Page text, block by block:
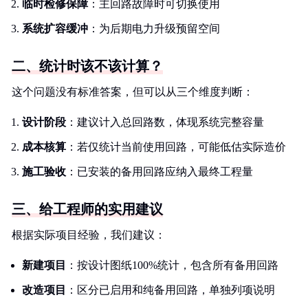
临时检修保障：主回路故障时可切换使用
系统扩容缓冲 ：为后期电力升级预留空间
二、统计时该不该计算？
这个问题没有标准答案，但可以从三个维度判断：
设计阶段 ：建议计入总回路数，体现系统完整容量
成本核算 ：若仅统计当前使用回路，可能低估实际造价
施工验收 ：已安装的备用回路应纳入最终工程量
三、给工程师的实用建议
根据实际项目经验，我们建议：
新建项目 ：按设计图纸100%统计，包含所有备用回路
改造项目 ：区分已启用和纯备用回路，单独列项说明